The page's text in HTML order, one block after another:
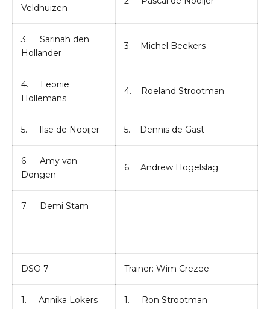
Veldhuizen
3. Sarinah den
Hollander
3. Michel Beekers
4. Leonie
Hollemans
4. Roeland Strootman
5. Ilse de Nooijer 5. Dennis de Gast
6. Amy van
Dongen
6. Andrew Hogelslag
7. Demi Stam
DSO 7 Trainer: Wim Crezee
1. Annika Lokers 1. Ron Strootman